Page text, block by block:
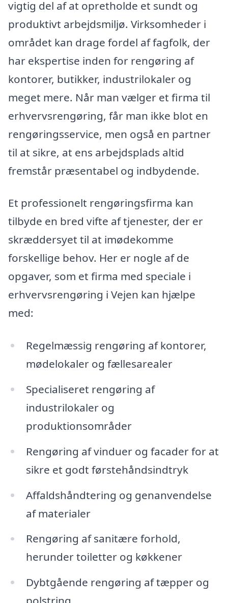
vigtig del af at opretholde et sundt og
produktivt arbejdsmiljø. Virksomheder i
området kan drage fordel af fagfolk, der
har ekspertise inden for rengøring af
kontorer, butikker, industrilokaler og
meget mere. Når man vælger et firma til
erhvervsrengøring, får man ikke blot en
rengøringsservice, men også en partner
til at sikre, at ens arbejdsplads altid
fremstår præsentabel og indbydende.
Et professionelt rengøringsfirma kan
tilbyde en bred vifte af tjenester, der er
skræddersyet til at imødekomme
forskellige behov. Her er nogle af de
opgaver, som et firma med speciale i
erhvervsrengøring i Vejen kan hjælpe
med:
Regelmæssig rengøring af kontorer,
mødelokaler og fællesarealer
Specialiseret rengøring af
industrilokaler og
produktionsområder
Rengøring af vinduer og facader for at
sikre et godt førstehåndsindtryk
Affaldshåndtering og genanvendelse
af materialer
Rengøring af sanitære forhold,
herunder toiletter og køkkener
Dybtgående rengøring af tæpper og